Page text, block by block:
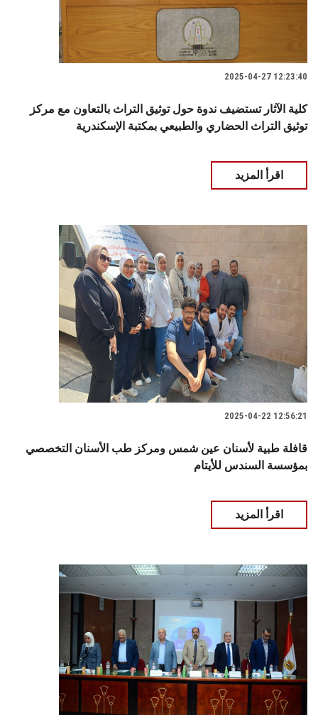
2025-04-27 12:23:40
كلية الآثار تستضيف ندوة حول توثيق التراث بالتعاون مع مركز
توثيق التراث الحضاري والطبيعي بمكتبة الإسكندرية
اقرأ المزيد
2025-04-22 12:56:21
قافلة طبية لأسنان عين شمس ومركز طب الأسنان التخصصي
بمؤسسة السندس للأيتام
اقرأ المزيد